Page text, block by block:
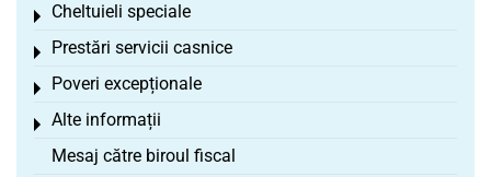
Cheltuieli speciale
Toggle menu
Prestări servicii casnice
Toggle menu
Poveri excepționale
Toggle menu
Alte informații
Toggle menu
Mesaj către biroul fiscal